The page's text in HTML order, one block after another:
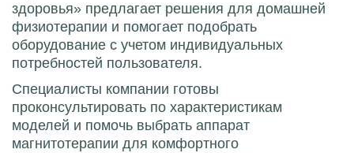
здоровья» предлагает решения для домашней
физиотерапии и помогает подобрать
оборудование с учетом индивидуальных
потребностей пользователя.
Специалисты компании готовы
проконсультировать по характеристикам
моделей и помочь выбрать аппарат
магнитотерапии для комфортного